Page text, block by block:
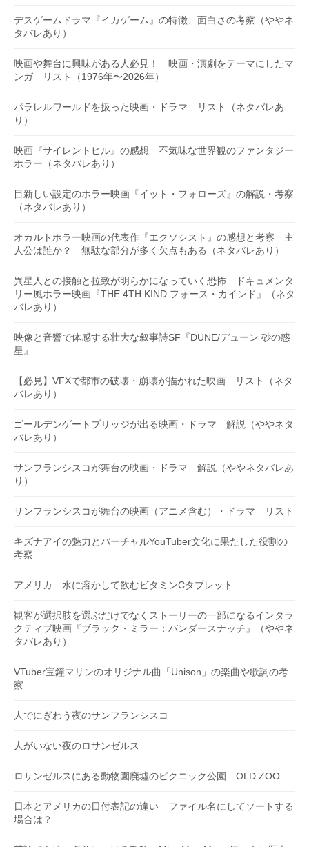
デスゲームドラマ『イカゲーム』の特徴、面白さの考察（ややネ
タバレあり）
映画や舞台に興味がある人必見！ 映画・演劇をテーマにしたマ
ンガ リスト（1976年〜2026年）
パラレルワールドを扱った映画・ドラマ リスト（ネタバレあ
り）
映画『サイレントヒル』の感想 不気味な世界観のファンタジー
ホラー（ネタバレあり）
目新しい設定のホラー映画『イット・フォローズ』の解説・考察
（ネタバレあり）
オカルトホラー映画の代表作『エクソシスト』の感想と考察 主
人公は誰か？ 無駄な部分が多く欠点もある（ネタバレあり）
異星人との接触と拉致が明らかになっていく恐怖 ドキュメンタ
リー風ホラー映画『THE 4TH KIND フォース・カインド』（ネタ
バレあり）
映像と音響で体感する壮大な叙事詩SF『DUNE/デューン 砂の惑
星』
【必見】VFXで都市の破壊・崩壊が描かれた映画 リスト（ネタ
バレあり）
ゴールデンゲートブリッジが出る映画・ドラマ 解説（ややネタ
バレあり）
サンフランシスコが舞台の映画・ドラマ 解説（ややネタバレあ
り）
サンフランシスコが舞台の映画（アニメ含む）・ドラマ リスト
キズナアイの魅力とバーチャルYouTuber文化に果たした役割の
考察
アメリカ 水に溶かして飲むビタミンCタブレット
観客が選択肢を選ぶだけでなくストーリーの一部になるインタラ
クティブ映画『ブラック・ミラー：バンダースナッチ』（ややネ
タバレあり）
VTuber宝鐘マリンのオリジナル曲「Unison」の楽曲や歌詞の考
察
人でにぎわう夜のサンフランシスコ
人がいない夜のロサンゼルス
ロサンゼルスにある動物園廃墟のピクニック公園 OLD ZOO
日本とアメリカの日付表記の違い ファイル名にしてソートする
場合は？